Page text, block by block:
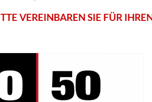
VEREINBAREN SIE FÜR